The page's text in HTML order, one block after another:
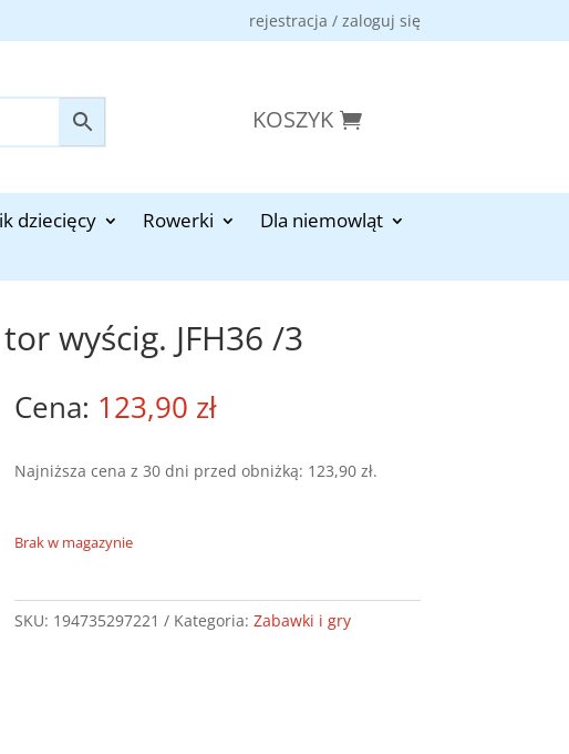
rejestracja / zaloguj się
KOSZYK
dziecięcy Rowerki
Dla niemowląt
wyścig. JFH36 /3
123,90 zł
Najniższa cena z 30 dni przed obniżką: 123,90zł.
Brak w magazynie
SKU: 194735297221 Kategoria:Zabawki i gry